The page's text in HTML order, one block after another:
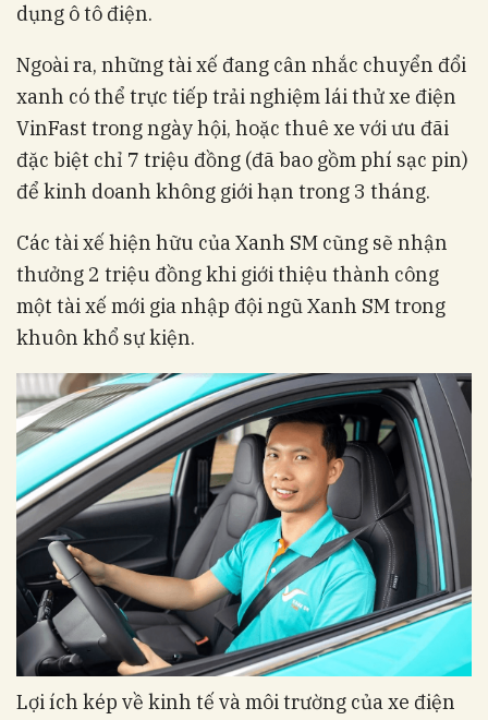
dụng ô tô điện.
Ngoài ra, những tài xế đang cân nhắc chuyển đổi
xanh có thể trực tiếp trải nghiệm lái thử xe điện
VinFast trong ngày hội, hoặc thuê xe với ưu đãi
đặc biệt chỉ 7 triệu đồng (đã bao gồm phí sạc pin)
để kinh doanh không giới hạn trong 3 tháng.
Các tài xế hiện hữu của Xanh SM cũng sẽ nhận
thưởng 2 triệu đồng khi giới thiệu thành công
một tài xế mới gia nhập đội ngũ Xanh SM trong
khuôn khổ sự kiện.
Lợi ích kép về kinh tế và môi trường của xe điện